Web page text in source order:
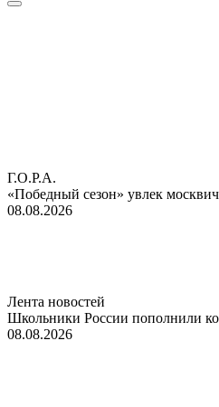
Г.О.Р.А.
«Победный сезон» увлек
08.08.2026
Лента новостей
Школьники России пополнили
08.08.2026